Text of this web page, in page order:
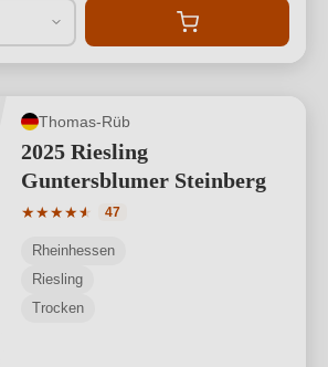
Thomas-Rüb
2025 Riesling
Guntersblumer Steinberg
★★★★★
★
Durchschnittliche Bewertung von 4.87
47
Rheinhessen
Riesling
Trocken